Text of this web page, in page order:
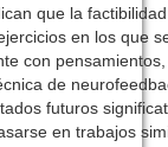
que la
en los que
con
de
futuros
en trabajos